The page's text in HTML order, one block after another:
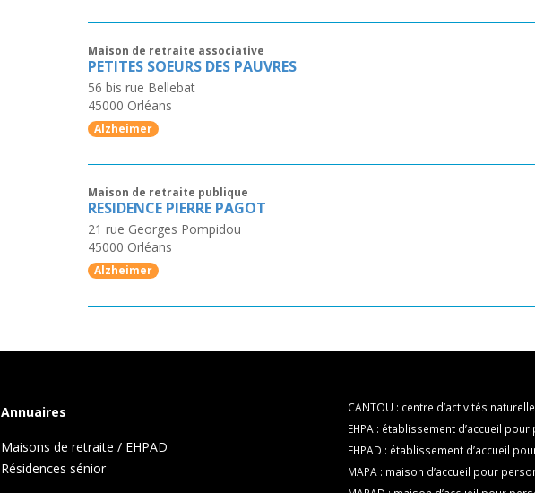
Maison de retraite associative
PETITES SOEURS DES PAUVRES
56 bis rue Bellebat
45000 Orléans
Alzheimer
Maison de retraite publique
RESIDENCE PIERRE PAGOT
21 rue Georges Pompidou
45000 Orléans
Alzheimer
Annuaires
Maisons de retraite / EHPAD
Résidences sénior
CANTOU : centre d’activités
EHPA : établissement d’accueil
EHPAD : établissement d’accueil
MAPA : maison d’accueil pour